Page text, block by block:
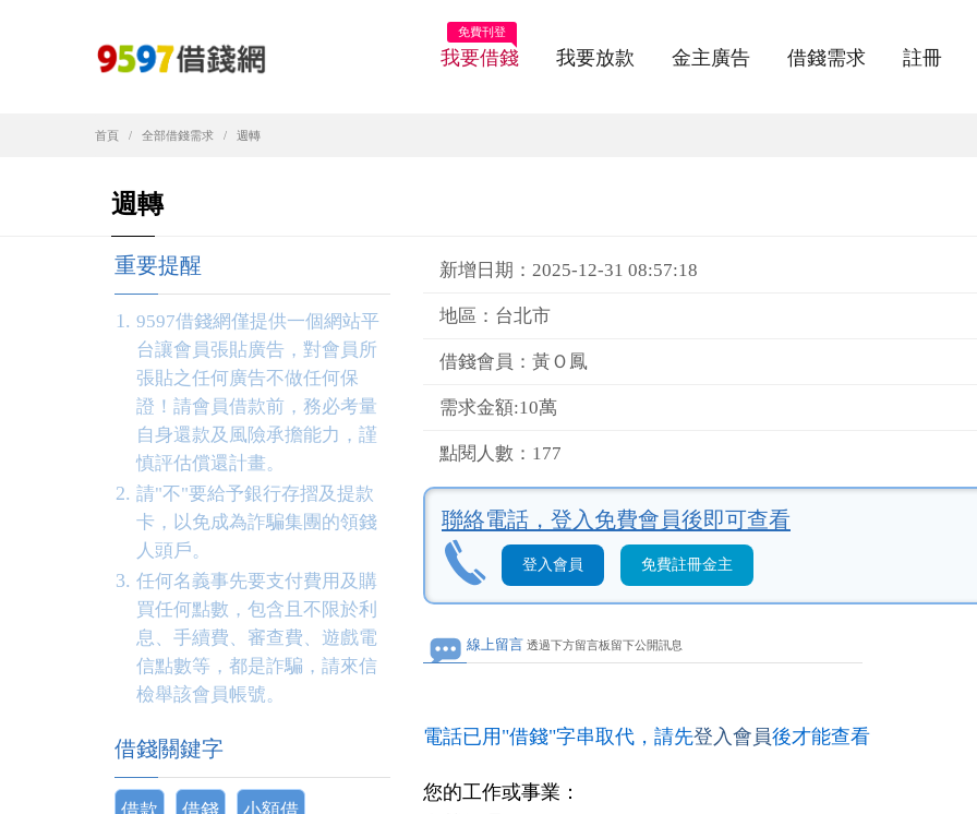
我要借錢
免費刊登
我要放款 金主廣告 借錢需求 註冊
首頁 全部借錢需求 週轉
週轉
重要提醒
9597借錢網僅提供一個網站平
台讓會員張貼廣告，對會員所
張貼之任何廣告不做任何保
證！請會員借款前，務必考量
自身還款及風險承擔能力，謹
慎評估償還計畫。
請"不"要給予銀行存摺及提款
卡，以免成為詐騙集團的領錢
人頭戶。
任何名義事先要支付費用及購
買任何點數，包含且不限於利
息、手續費、審查費、遊戲電
信點數等，都是詐騙，請來信
檢舉該會員帳號。
借錢關鍵字
新增日期：2025-12-31 08:57:18
地區：台北市
借錢會員：黃Ｏ鳳
需求金額:10萬
點閱人數：177
聯絡電話， 登入免費會員後即可查看
登入會員 免費註冊金主
線上留言 透過下方留言板留下公開訊息
電話已用"借錢"字串取代，請先登入會員後才能查看
您的工作或事業：